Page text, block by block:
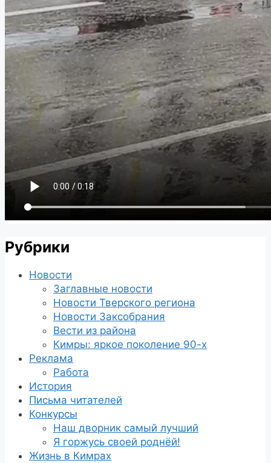
Рубрики
Новости
Заглавные новости
Новости Тверского региона
Новости Заксобрания
Вести из района
Кимры: яркое поколение 90-х
Реклама
Работа
История
Письма читателей
Конкурсы
Наш дворник самый лучший
Я горжусь своей роднёй!
Жизнь в Кимрах